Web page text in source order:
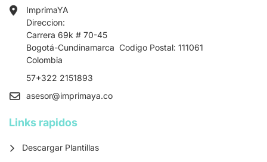
ImprimaYA
Direccion:
Carrera 69k # 70-45
Bogotá-Cundinamarca Codigo Postal: 111061
Colombia
57+322 2151893
asesor@imprimaya.co
Links rapidos
Descargar Plantillas